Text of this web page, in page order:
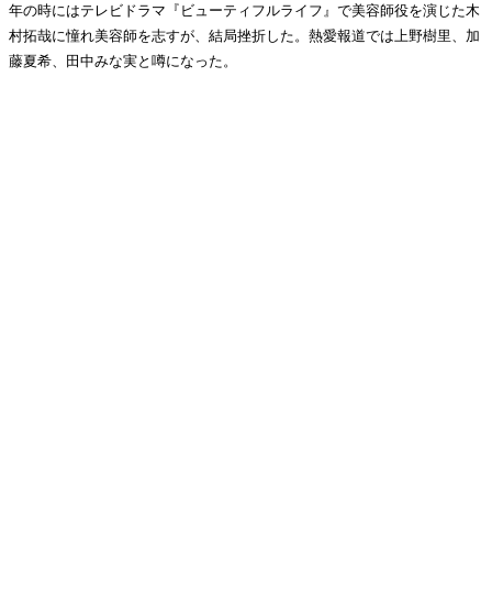
年の時にはテレビドラマ『ビューティフルライフ』で美容師役を演じた木
村拓哉に憧れ美容師を志すが、結局挫折した。熱愛報道では上野樹里、加
藤夏希、田中みな実と噂になった。